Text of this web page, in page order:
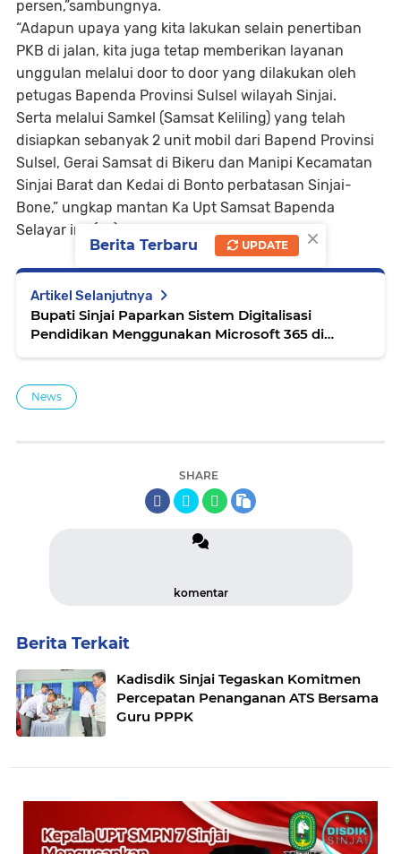
persen,”sambungnya.
“Adapun upaya yang kita lakukan selain penertiban
PKB di jalan, kita juga tetap memberikan layanan
unggulan melalui door to door yang dilakukan oleh
petugas Bapenda Provinsi Sulsel wilayah Sinjai.
Serta melalui Samkel (Samsat Keliling) yang telah
disiapkan sebanyak 2 unit mobil dari Bapend Provinsi
Sulsel, Gerai Samsat di Bikeru dan Manipi Kecamatan
Sinjai Barat dan Kedai di Bonto perbatasan Sinjai-
Bone,” ungkap mantan Ka Upt Samsat Bapenda
Selayar ini. (Pz)
Artikel Selanjutnya
Bupati Sinjai Paparkan Sistem Digitalisasi
Pendidikan Menggunakan Microsoft 365 di
News
SHARE
komentar
Berita Terkait
Kadisdik Sinjai Tegaskan Komitmen
Percepatan Penanganan ATS Bersama
Guru PPPK
×
Berita Terbaru UPDATE